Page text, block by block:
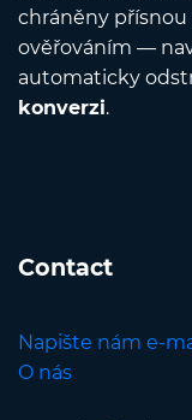
chráněny
ověřováním —
automaticky
konverzi.
Contact
Napište nám e-
O nás